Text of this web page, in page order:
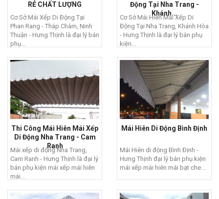
RẺ CHẤT LƯỢNG
Cơ Sở Mái Xếp Di Động Tại
Phan Rang - Tháp Chàm, Ninh
Thuận - Hưng Thịnh là đại lý bán
phụ...
Động Tại Nha Trang -
Khánh...
Cơ Sở Mái Hiên Mái Xếp Di
Động Tại Nha Trang, Khánh Hòa
- Hưng Thịnh là đại lý bán phụ
kiện...
Thi Công Mái Hiên Mái Xếp
Di Động Nha Trang - Cam
Ranh
Mái xếp di động Nha Trang,
Cam Ranh - Hưng Thịnh là đại lý
bán phụ kiện mái xếp mái hiên
mái...
Mái Hiên Di Động Bình Định
Mái Hiên di động Bình Định -
Hưng Thịnh đại lý bán phụ kiện
mái xếp mái hiên mái bạt che...